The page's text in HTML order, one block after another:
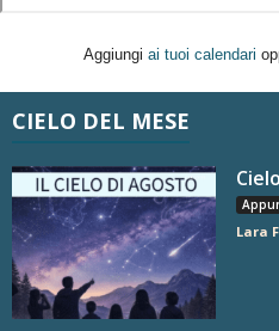
Aggiungi ai tuoi calendari
CIELO DEL MESE
Lara